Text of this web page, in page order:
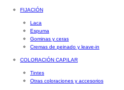
FIJACIÓN
Laca
Espuma
Gominas y ceras
Cremas de peinado y leave-in
COLORACIÓN CAPILAR
Tintes
Otras coloraciones y accesorios